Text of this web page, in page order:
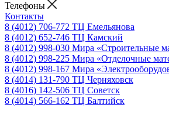
Телефоны
Контакты
8 (4012) 706-772 ТЦ Емельянова
8 (4012) 652-746 ТЦ Камский
8 (4012) 998-030 Мира «Строительные
8 (4012) 998-225 Мира «Отделочные
8 (4012) 998-167 Мира
8 (4014) 131-790 ТЦ Черняховск
8 (4016) 142-506 ТЦ Советск
8 (4014) 566-162 ТЦ Балтийск